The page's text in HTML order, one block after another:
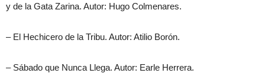
y de la Gata Zarina. Autor: Hugo Colmenares.
– El Hechicero de la Tribu. Autor: Atilio Borón.
– Sábado que Nunca Llega. Autor: Earle Herrera.